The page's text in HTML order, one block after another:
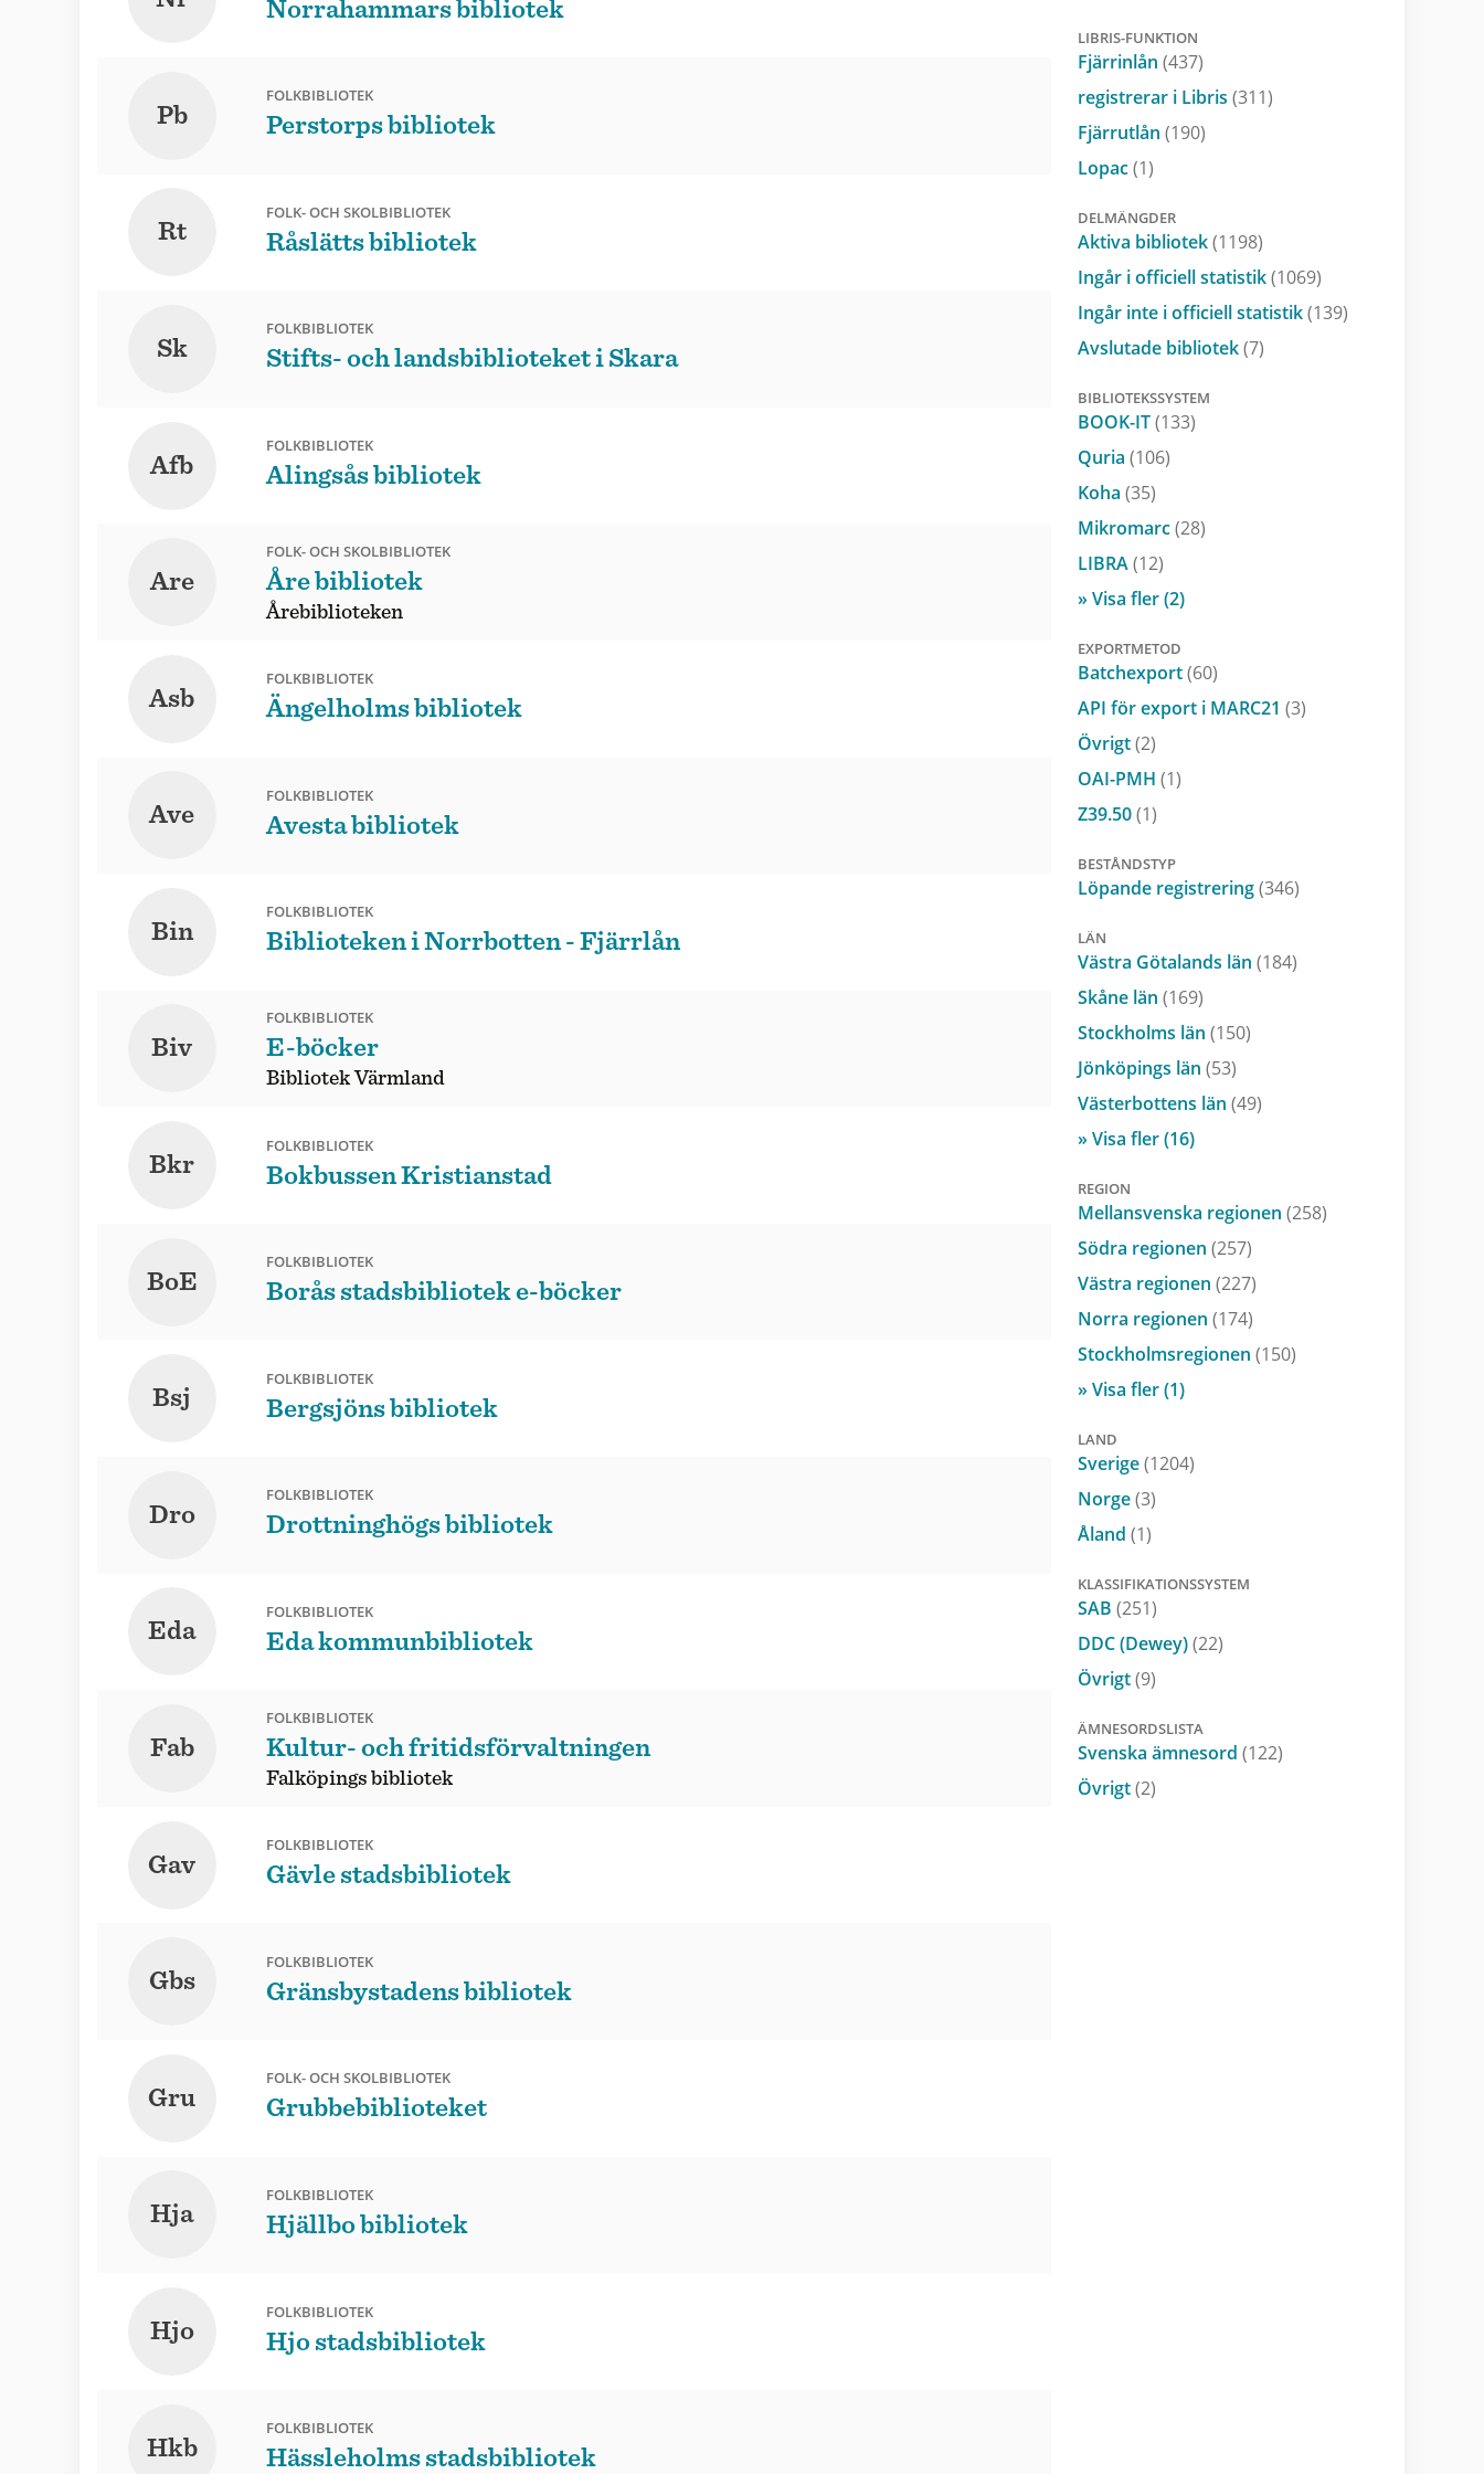
Norrahammars bibliotek
Pb
FOLKBIBLIOTEK
Perstorps bibliotek
Rt
FOLK- OCH SKOLBIBLIOTEK
Råslätts bibliotek
Sk
FOLKBIBLIOTEK
Stifts- och landsbiblioteket i Skara
Afb
FOLKBIBLIOTEK
Alingsås bibliotek
Are
FOLK- OCH SKOLBIBLIOTEK
Åre bibliotek
Årebiblioteken
Asb
FOLKBIBLIOTEK
Ängelholms bibliotek
Ave
FOLKBIBLIOTEK
Avesta bibliotek
Bin
FOLKBIBLIOTEK
Biblioteken i Norrbotten - Fjärrlån
Biv
FOLKBIBLIOTEK
E-böcker
Bibliotek Värmland
Bkr
FOLKBIBLIOTEK
Bokbussen Kristianstad
BoE
FOLKBIBLIOTEK
Borås stadsbibliotek e-böcker
Bsj
FOLKBIBLIOTEK
Bergsjöns bibliotek
Dro
FOLKBIBLIOTEK
Drottninghögs bibliotek
Eda
FOLKBIBLIOTEK
Eda kommunbibliotek
Fab
FOLKBIBLIOTEK
Kultur- och fritidsförvaltningen
Falköpings bibliotek
Gav
FOLKBIBLIOTEK
Gävle stadsbibliotek
Gbs
FOLKBIBLIOTEK
Gränsbystadens bibliotek
Gru
FOLK- OCH SKOLBIBLIOTEK
Grubbebiblioteket
Hja
FOLKBIBLIOTEK
Hjällbo bibliotek
Hjo
FOLKBIBLIOTEK
Hjo stadsbibliotek
Hkb
FOLKBIBLIOTEK
Hässleholms stadsbibliotek
LIBRIS-FUNKTION
Fjärrinlån (437)
registrerar i Libris (311)
Fjärrutlån (190)
Lopac(1)
DELMÄNGDER
Aktiva bibliotek(1198)
Ingår i officiell statistik(1069)
Ingår inte i officiell statistik(139)
Avslutade bibliotek(7)
BIBLIOTEKSSYSTEM
BOOK-IT(133)
Quria (106)
Koha (35)
Mikromarc(28)
LIBRA(12)
» Visa fler (2)
EXPORTMETOD
Batchexport(60)
API för export i MARC21 (3)
Övrigt(2)
OAI-PMH (1)
Z39.50(1)
BESTÅNDSTYP
Löpande registrering(346)
LÄN
Västra Götalands län (184)
Skåne län (169)
Stockholms län (150)
Jönköpings län (53)
Västerbottens län (49)
» Visa fler (16)
REGION
Mellansvenska regionen (258)
Södra regionen (257)
Västra regionen (227)
Norra regionen (174)
Stockholmsregionen (150)
» Visa fler (1)
LAND
Sverige(1204)
Norge(3)
Åland (1)
KLASSIFIKATIONSSYSTEM
SAB (251)
DDC (Dewey)(22)
Övrigt(9)
ÄMNESORDSLISTA
Svenska ämnesord (122)
Övrigt(2)